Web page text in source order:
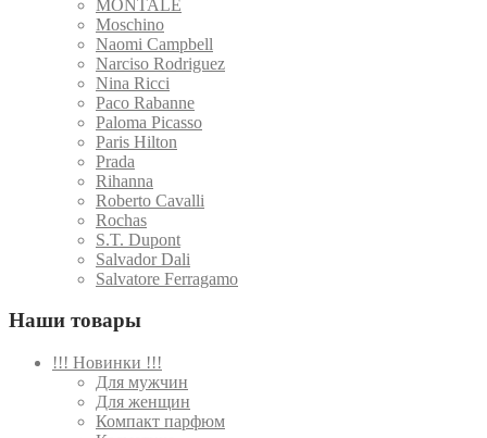
MONTALE
Moschino
Naomi Campbell
Narciso Rodriguez
Nina Ricci
Paco Rabanne
Paloma Picasso
Paris Hilton
Prada
Rihanna
Roberto Cavalli
Rochas
S.T. Dupont
Salvador Dali
Salvatore Ferragamo
Наши товары
!!! Новинки !!!
Для мужчин
Для женщин
Компакт парфюм